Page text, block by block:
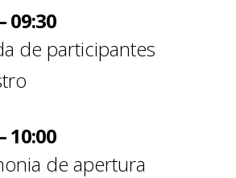
09:30
de participantes
10:00
de apertura